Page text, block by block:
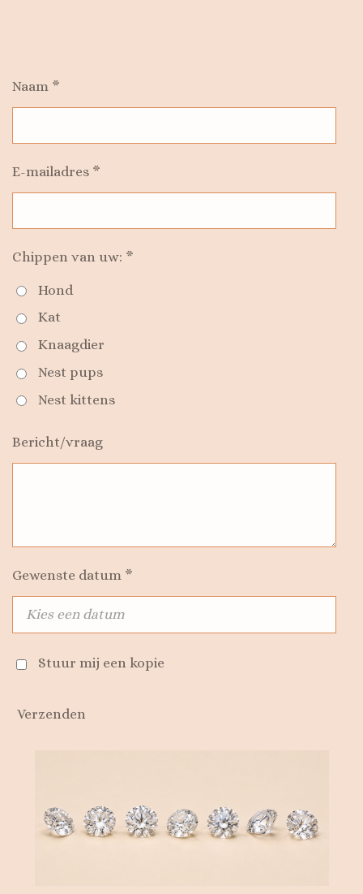
Naam *
E-mailadres *
Chippen van uw: *
Hond
Kat
Knaagdier
Nest pups
Nest kittens
Bericht/vraag
Gewenste datum *
Stuur mij een kopie
Verzenden